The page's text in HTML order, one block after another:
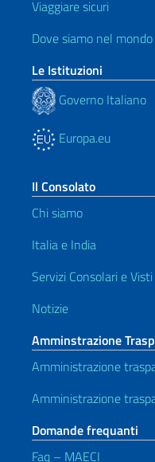
Viaggiare sicuri
Dove siamo nel mondo
Le Istituzioni
Governo Italiano
Europa.eu
Il Consolato
Chi siamo
Italia e India
Servizi Consolari e Visti
Notizie
Amminstrazione
Amministrazione
Amministrazione
Domande frequanti
Faq – MAECI